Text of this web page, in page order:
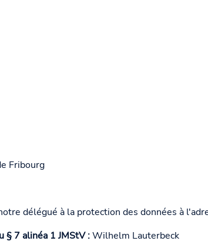
Fribourg
délégué à la protection des données à
§ 7 alinéa 1 JMStV :Wilhelm Lauterbeck